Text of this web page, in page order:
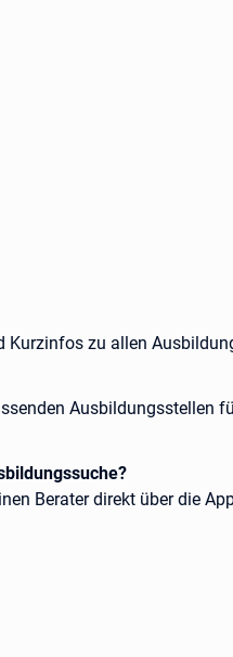
Kurzinfos zu allen
Ausbildungsstellen
Berater direkt über die